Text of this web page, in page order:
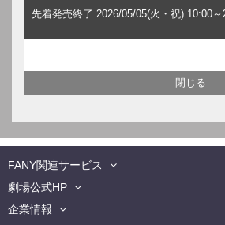
先着発売終了 2026/05/05(火・祝) 10:00
FANY関連サービス
劇場公式HP
企業情報